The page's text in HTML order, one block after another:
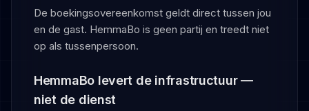
De boekingsovereenkomst geldt direct tussen jou
en de gast. HemmaBo is geen partij en treedt niet
op als tussenpersoon.
HemmaBo levert de infrastructuur —
niet de dienst